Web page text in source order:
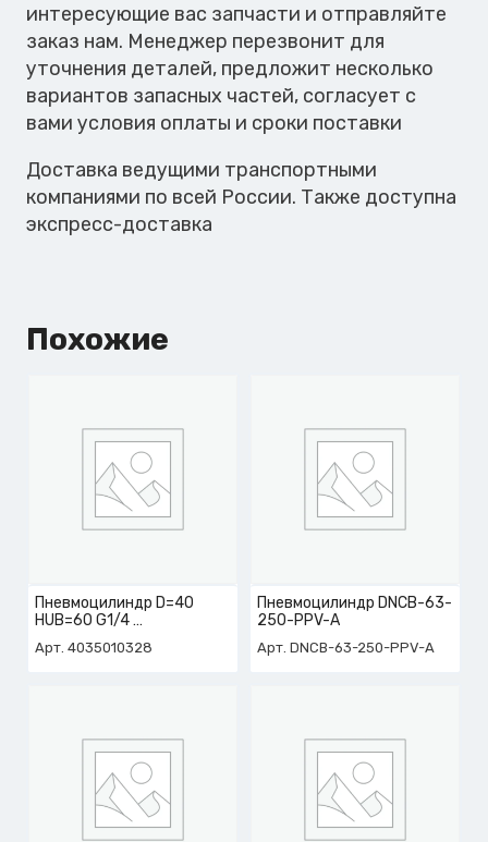
интересующие вас запчасти и отправляйте
заказ нам. Менеджер перезвонит для
уточнения деталей, предложит несколько
вариантов запасных частей, согласует с
вами условия оплаты и сроки поставки
Доставка ведущими транспортными
компаниями по всей России. Также доступна
экспресс-доставка
Похожие
Пневмоцилиндр D=40
HUB=60 G1/4
Арт. 4035010328
Пневмоцилиндр DNCB-63-
250-PPV-A
Арт. DNCB-63-250-PPV-A